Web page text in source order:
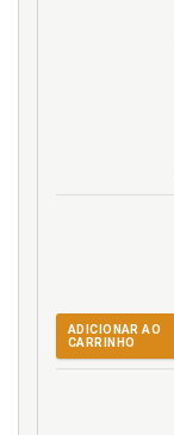
ADICIONAR AO
CARRINHO